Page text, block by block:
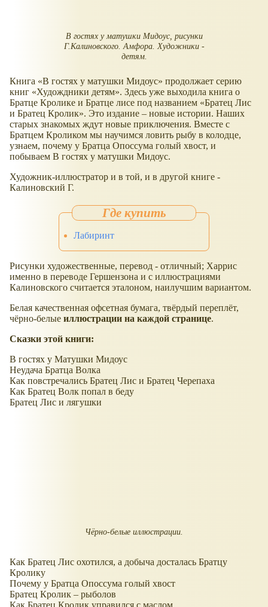
В гостях у матушки Мидоус, рисунки
Г.Калиновского. Амфора. Художники -
детям.
Книга В гостях у матушки Мидоус
продолжает серию
книг
Худождники детям . Здесь уже выходила книга о
Братце Кролике и Братце лисе под названием
Братец Лис
и Братец Кролик . Это издание – новые истории. Наших
старых знакомых ждут новые приключения. Вместе с
Братцем Кроликом мы научимся ловить рыбу в колодце,
узнаем, почему у Братца Опоссума голый хвост, и
побываем В гостях у матушки Мидоус.
Художник-иллюстратор и в той, и в другой книге -
Калиновский Г.
Лабиринт
Рисунки художественные, перевод - отличный; Харрис
именно в переводе Гершензона и с иллюстрациями
Калиновского считается эталоном, наилучшим вариантом.
Белая качественная офсетная бумага, твёрдый переплёт,
чёрно-белые иллюстрации на каждой странице.
Сказки этой книги:
В гостях у Матушки Мидоус
Неудача Братца Волка
Как повстречались Братец Лис и Братец Черепаха
Как Братец Волк попал в беду
Братец Лис и лягушки
Чёрно-белые иллюстрации.
Как Братец Лис охотился, а добыча досталась Братцу
Кролику
Почему у Братца Опоссума голый хвост
Братец Кролик – рыболов